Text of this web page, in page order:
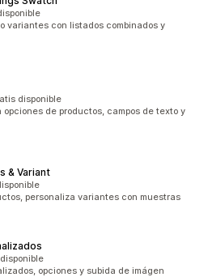
variantes con listados combinados y
disponible
de productos, campos de texto y
& Variant
personaliza variantes con muestras
opciones y subida de imágen